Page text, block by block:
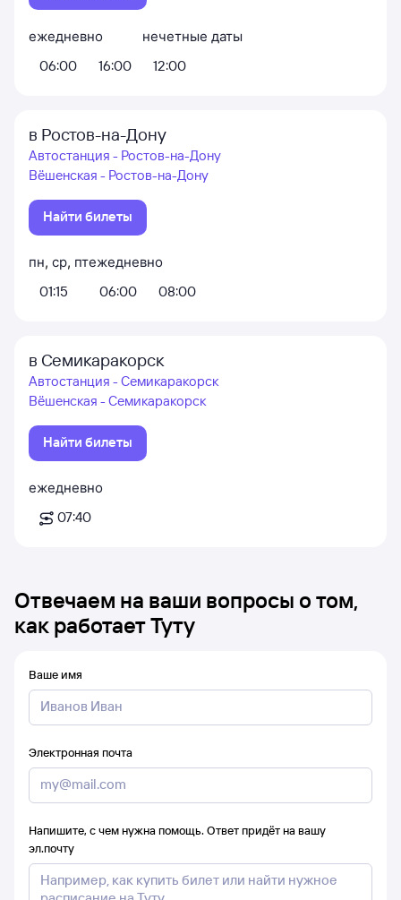
ежедневно
06:00
16:00
нечетные даты
12:00
в Ростов-на-Дону
Автостанция - Ростов-на-Дону
Вёшенская - Ростов-на-Дону
Найти билеты
пн, ср, пт
01:15
ежедневно
06:00
08:00
в Семикаракорск
Автостанция - Семикаракорск
Вёшенская - Семикаракорск
Найти билеты
ежедневно
07:40
Отвечаем на ваши вопросы о том,
как работает Туту
Ваше имя
Электронная почта
Напишите, с чем нужна помощь. Ответ придёт на вашу
эл.почту